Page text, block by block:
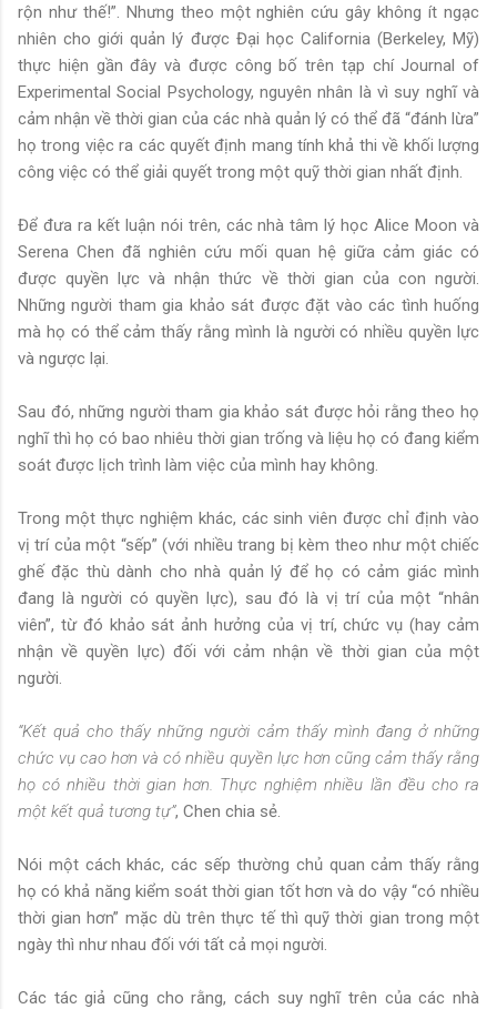
rộn như thế!”. Nhưng theo một nghiên cứu gây không ít ngạc
nhiên cho giới quản lý được Đại học California (Berkeley, Mỹ)
thực hiện gần đây và được công bố trên tạp chí Journal of
Experimental Social Psychology, nguyên nhân là vì suy nghĩ và
cảm nhận về thời gian của các nhà quản lý có thể đã “đánh lừa”
họ trong việc ra các quyết định mang tính khả thi về khối lượng
công việc có thể giải quyết trong một quỹ thời gian nhất định.
Để đưa ra kết luận nói trên, các nhà tâm lý học Alice Moon và
Serena Chen đã nghiên cứu mối quan hệ giữa cảm giác có
được quyền lực và nhận thức về thời gian của con người.
Những người tham gia khảo sát được đặt vào các tình huống
mà họ có thể cảm thấy rằng mình là người có nhiều quyền lực
và ngược lại.
Sau đó, những người tham gia khảo sát được hỏi rằng theo họ
nghĩ thì họ có bao nhiêu thời gian trống và liệu họ có đang kiểm
soát được lịch trình làm việc của mình hay không.
Trong một thực nghiệm khác, các sinh viên được chỉ định vào
vị trí của một “sếp” (với nhiều trang bị kèm theo như một chiếc
ghế đặc thù dành cho nhà quản lý để họ có cảm giác mình
đang là người có quyền lực), sau đó là vị trí của một “nhân
viên”, từ đó khảo sát ảnh hưởng của vị trí, chức vụ (hay cảm
nhận về quyền lực) đối với cảm nhận về thời gian của một
người.
“Kết quả cho thấy những người cảm thấy mình đang ở những
chức vụ cao hơn và có nhiều quyền lực hơn cũng cảm thấy rằng
họ có nhiều thời gian hơn. Thực nghiệm nhiều lần đều cho ra
một kết quả tương tự”, Chen chia sẻ.
Nói một cách khác, các sếp thường chủ quan cảm thấy rằng
họ có khả năng kiểm soát thời gian tốt hơn và do vậy “có nhiều
thời gian hơn” mặc dù trên thực tế thì quỹ thời gian trong một
ngày thì như nhau đối với tất cả mọi người.
Các tác giả cũng cho rằng, cách suy nghĩ trên của các nhà